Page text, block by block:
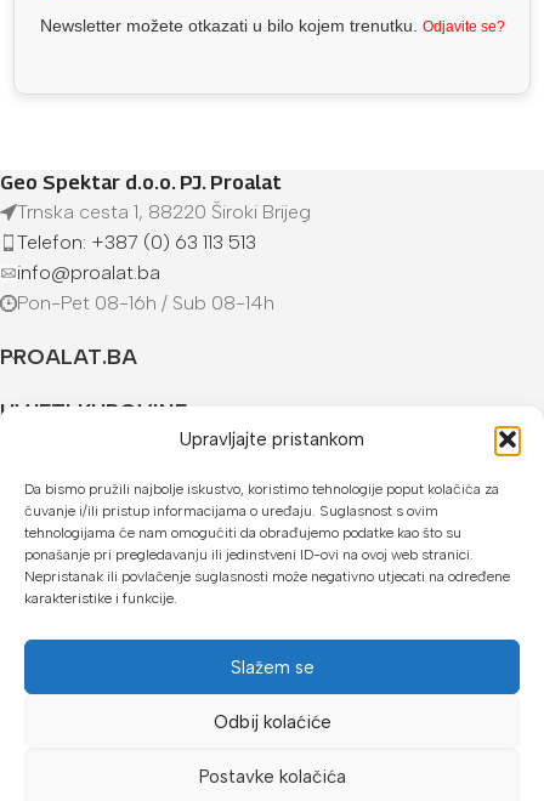
Upravljajte pristankom
Da bismo pružili najbolje iskustvo, koristimo tehnologije poput kolačića za
čuvanje i/ili pristup informacijama o uređaju. Suglasnost s ovim
tehnologijama će nam omogućiti da obrađujemo podatke kao što su
ponašanje pri pregledavanju ili jedinstveni ID-ovi na ovoj web stranici.
Nepristanak ili povlačenje suglasnosti može negativno utjecati na određene
karakteristike i funkcije.
Slažem se
Odbij kolaćiće
Postavke kolačića
Newsletter možete otkazati u bilo kojem trenutku. Odjavite se?
Geo Spektar d.o.o. PJ. Proalat
Trnska cesta 1, 88220 Široki Brijeg
Telefon: +387 (0) 63 113 513
info@proalat.ba
Pon-Pet 08-16h / Sub 08-14h
PROALAT.BA
UVJETI KUPOVINE
U našoj web trgovini možete platiti:
Kreditnim karticama jednokratno ili do 24 rate
Gotovinom prilikom preuzimanja
Mikrofin do 18 rata
Copyright © 2026 Proalat.ba